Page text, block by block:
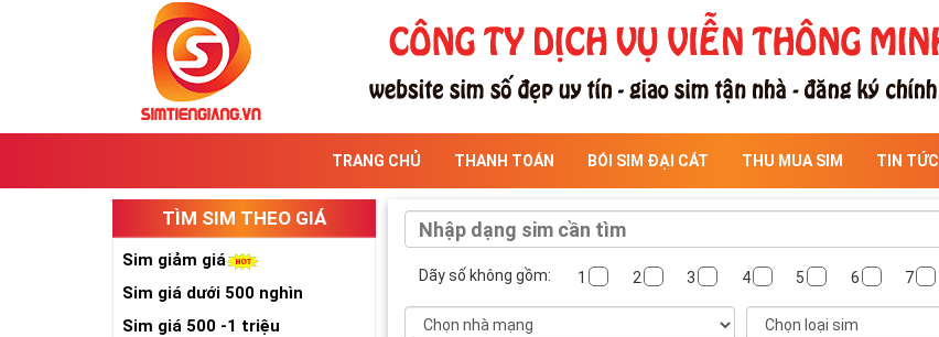
TRANG CHỦ THANH TOÁN BÓI SIM ĐẠI CÁT THU MUA SIM TIN TỨC
TÌM SIM THEO GIÁ
Sim giảm giá
Sim giá dưới 500 nghìn
Sim giá 500 -1 triệu
Dãy số không gồm: 1 2 3 4 5 6 7